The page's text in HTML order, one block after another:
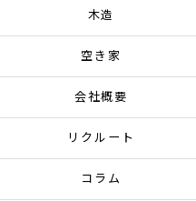
木造
空き家
会社概要
リクルート
コラム